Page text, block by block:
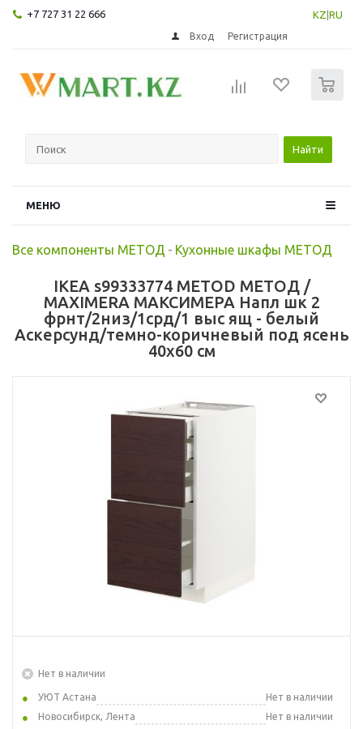
+7 727 31 22 666 KZ RU
Вход Регистрация
Найти
МЕНЮ
Все компоненты МЕТОД - Кухонные шкафы МЕТОД
IKEA s99333774 METOD МЕТОД /
MAXIMERA МАКСИМЕРА Напл шк 2
фрнт/2низ/1срд/1 выс ящ - белый
Аскерсунд/темно-коричневый под ясень
40x60 см
Нет в наличии
УЮТ Астана
Нет в наличии
Новосибирск, Лента
Нет в наличии